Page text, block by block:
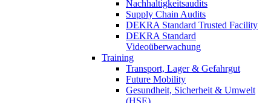
Nachhaltigkeitsaudits
Supply Chain Audits
DEKRA Standard Trusted Facility
DEKRA Standard
Videoüberwachung
Training
Transport, Lager & Gefahrgut
Future Mobility
Gesundheit, Sicherheit & Umwelt
(HSE)